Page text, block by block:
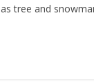
tree and